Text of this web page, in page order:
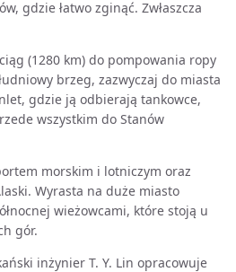
gdzie łatwo zginąć. Zwłaszcza
(1280 km) do pompowania ropy
brzeg, zazwyczaj do miasta
gdzie ją odbierają tankowce,
wszystkim do Stanów
morskim i lotniczym oraz
Wyrasta na duże miasto
wieżowcami, które stoją u
gór.
inżynier T. Y. Lin opracowuje